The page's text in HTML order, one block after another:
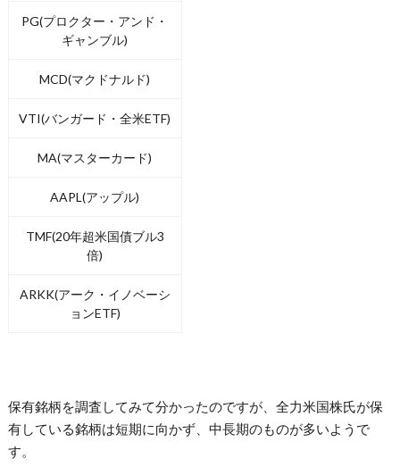
PG(プロクター・アンド・
ギャンブル)
MCD(マクドナルド)
VTI(バンガード・全米ETF)
MA(マスターカード)
AAPL(アップル)
TMF(20年超米国債ブル3
倍)
ARKK(アーク・イノベーシ
ョンETF)
保有銘柄を調査してみて分かったのですが、全力米国株氏が保
有している銘柄は短期に向かず、中長期のものが多いようで
す。